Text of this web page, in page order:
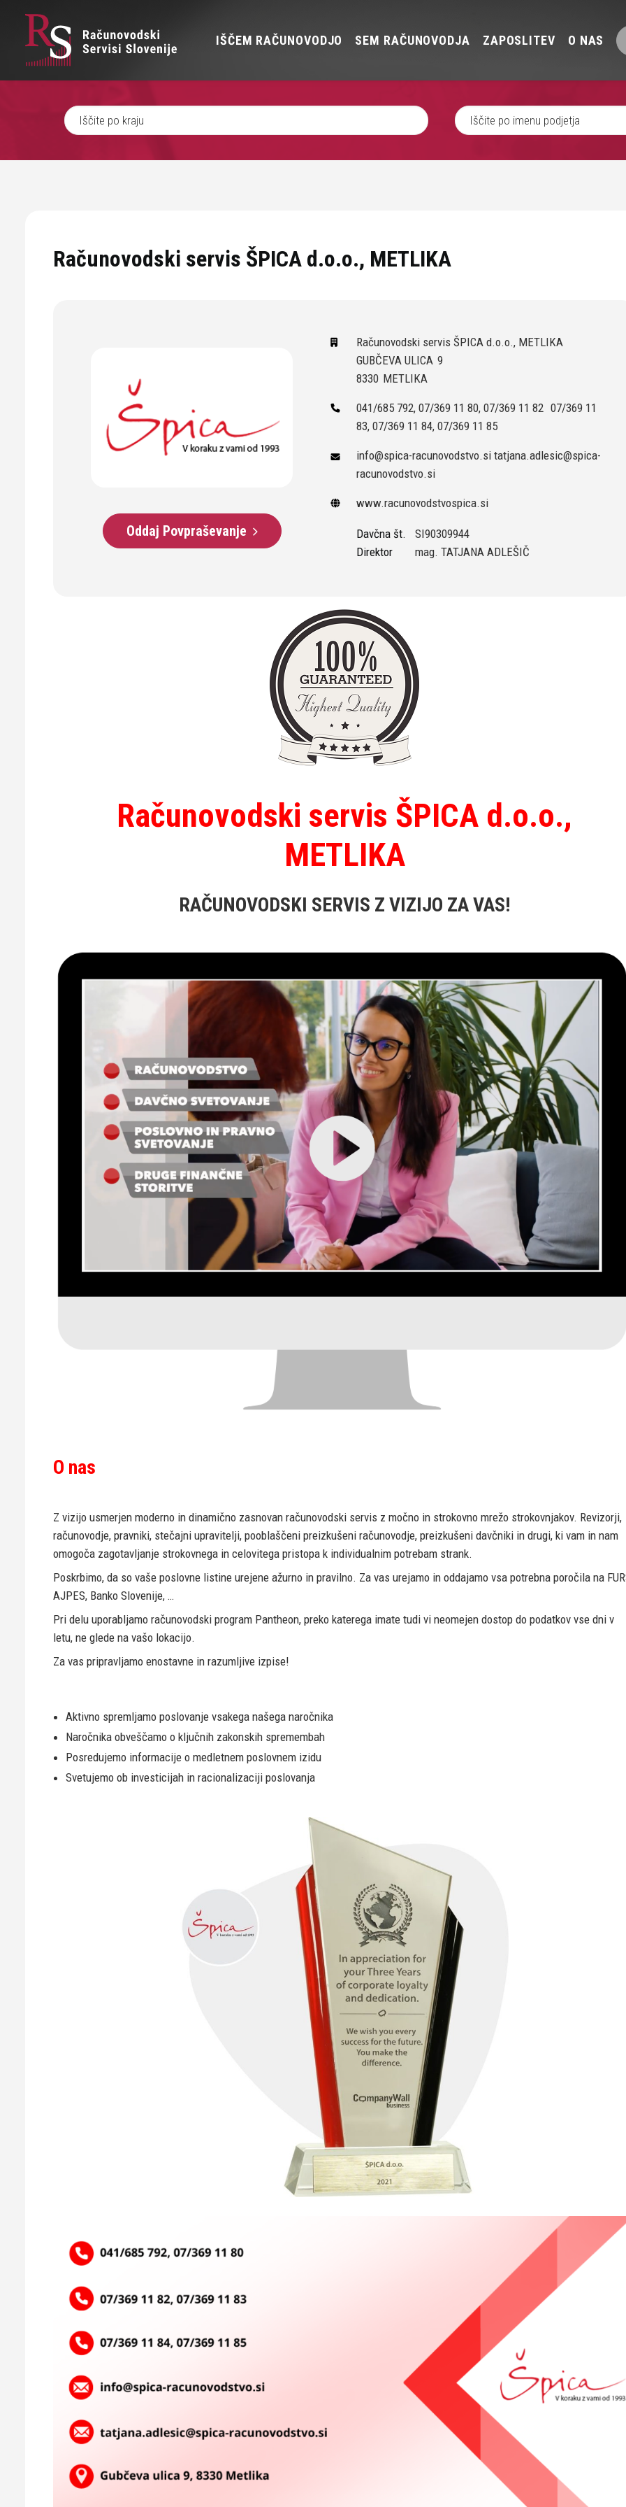
IŠČEM RAČUNOVODJO SEM RAČUNOVODJA ZAPOSLITEV O NAS
Računovodski servis ŠPICA d.o.o., METLIKA
Oddaj Povpraševanje
Računovodski servis ŠPICA d.o.o., METLIKA
GUBČEVA ULICA 9
8330 METLIKA
041/685 792, 07/369 11 80, 07/369 11 82 07/369 11
83, 07/369 11 84, 07/369 11 85
info@spica-racunovodstvo.si tatjana.adlesic@spica-
racunovodstvo.si
www.racunovodstvospica.si
Davčna št.
SI90309944
Direktor
mag. TATJANA ADLEŠIČ
Računovodski servis ŠPICA d.o.o.,
METLIKA
RAČUNOVODSKI SERVIS Z VIZIJO ZA VAS!
O nas
Z vizijo usmerjen moderno in dinamično zasnovan računovodski servis z močno in strokovno mrežo strokovnjakov. Revizorji,
računovodje, pravniki, stečajni upravitelji, pooblaščeni preizkušeni računovodje, preizkušeni davčniki in drugi, ki vam in nam
omogoča zagotavljanje strokovnega in celovitega pristopa k individualnim potrebam strank.
Poskrbimo, da so vaše poslovne listine urejene ažurno in pravilno. Za vas urejamo in oddajamo vsa potrebna poročila na
AJPES, Banko Slovenije, …
Pri delu uporabljamo računovodski program Pantheon, preko katerega imate tudi vi neomejen dostop do podatkov vse dni v
letu, ne glede na vašo lokacijo.
Za vas pripravljamo enostavne in razumljive izpise!
Aktivno spremljamo poslovanje vsakega našega naročnika
Naročnika obveščamo o ključnih zakonskih spremembah
Posredujemo informacije o medletnem poslovnem izidu
Svetujemo ob investicijah in racionalizaciji poslovanja